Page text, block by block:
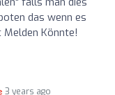
das wenn es
Könnte!
3 years ago